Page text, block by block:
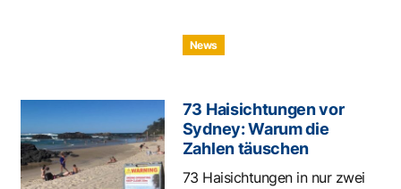
News
73 Haisichtungen vor
Sydney: Warum die
Zahlen täuschen
73 Haisichtungen in nur zwei